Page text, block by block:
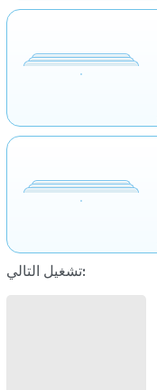
تشغيل التالي: